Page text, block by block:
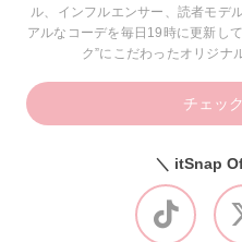
ル、インフルエンサー、読者モデ
アルなコーデを毎日19時に更新し
ク”にこだわったオリジナ
チェッ
＼ itSnap